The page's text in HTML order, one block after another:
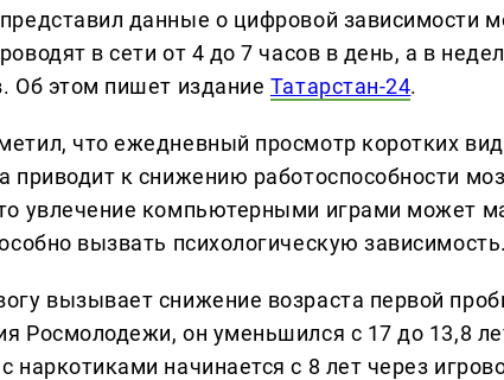
данные о цифровой зависимости
в сети от 4 до 7 часов в день, а в
Об этом пишет издание Татарстан-24.
что ежедневный просмотр коротких
приводит к снижению работоспособности
увлечение компьютерными играми может
вызвать психологическую зависимость.
вызывает снижение возраста первой
Росмолодежи, он уменьшился с 17 до 13,8
наркотиками начинается с 8 лет через